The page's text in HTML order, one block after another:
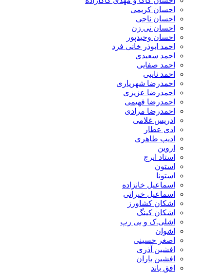
احسان کریمی
احسان ناجی
احسان نی زن
احسان وحیدپور
احمد ابوذر خانی فرد
احمد سعیدی
احمد صفایی
احمد نایبی
احمدرضا شهریاری
احمدرضا عزیزی
احمدرضا فهیمی
احمدرضا مرادی
ادریس غلامی
ادی عطار
ادیب طاهری
اروین
استاد ایرج
استون
استونا
اسماعیل خانزاده
اسماعیل خیراتی
اشکان کشاورز
اشکان کینگ
اشلی.ک و بی رپ
اشوان
اصغر حسینی
افشین آذری
افشین باران
افق باند